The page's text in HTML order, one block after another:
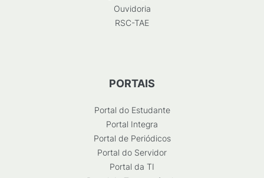
Ouvidoria
RSC-TAE
PORTAIS
Portal do Estudante
Portal Integra
Portal de Periódicos
Portal do Servidor
Portal da TI